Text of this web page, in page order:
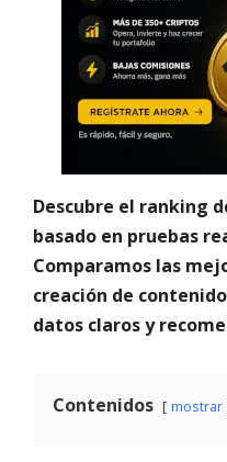
Descubre el ranking
basado en pruebas
Comparamos las
creación de
datos claros y
Contenidos mostrar